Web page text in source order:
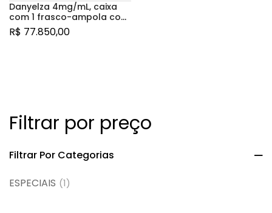
Filtrar por preço
Filtrar Por Categorias
ESPECIAIS (1)
Danyelza 4mg/mL, caixa
com 1 frasco-ampola com
10mL de solução de uso
intravenoso
R$ 77.850,00